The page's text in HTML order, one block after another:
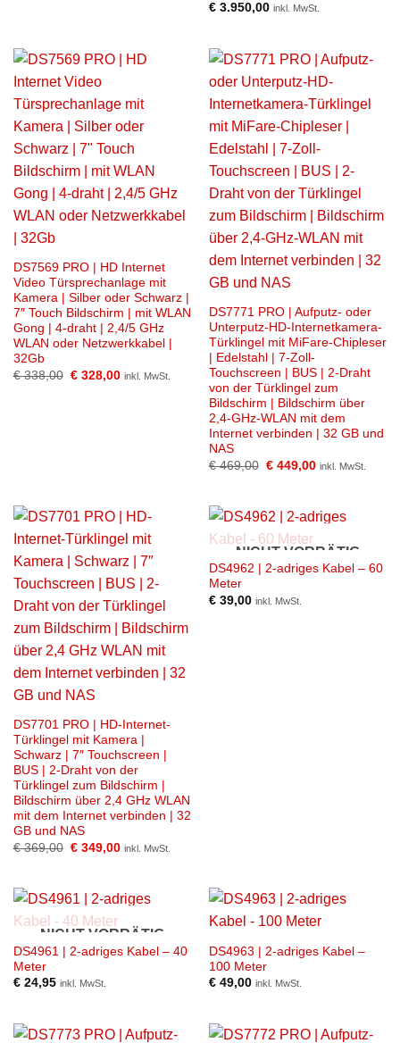
€3.950,00 inkl. MwSt.
DS7569 PRO | HD Internet
Video Türsprechanlage mit
Kamera | Silber oder Schwarz |
7″ Touch Bildschirm | mit WLAN
Gong | 4-draht | 2,4/5 GHz
WLAN oder Netzwerkkabel |
32Gb
€338,00 Ursprünglicher
€328,00Aktueller
inkl. MwSt.
DS7771 PRO | Aufputz- oder
Unterputz-HD-Internetkamera-
Türklingel mit MiFare-Chipleser
| Edelstahl | 7-Zoll-
Touchscreen | BUS | 2-Draht
von der Türklingel zum
Bildschirm | Bildschirm über
2,4-GHz-WLAN mit dem
Internet verbinden | 32 GB und
NAS
€469,00 Ursprünglicher
€449,00Aktueller
inkl. MwSt.
DS7701 PRO | HD-Internet-
Türklingel mit Kamera |
Schwarz | 7″ Touchscreen |
BUS | 2-Draht von der
Türklingel zum Bildschirm |
Bildschirm über 2,4 GHz WLAN
mit dem Internet verbinden | 32
GB und NAS
€369,00 Ursprünglicher
€349,00Aktueller
inkl. MwSt.
NICHT VORRÄTIG
DS4962 | 2-adriges Kabel – 60
Meter
€39,00 inkl. MwSt.
NICHT VORRÄTIG
DS4961 | 2-adriges Kabel – 40
Meter
€24,95 inkl. MwSt.
DS4963 | 2-adriges Kabel –
100 Meter
€49,00 inkl. MwSt.